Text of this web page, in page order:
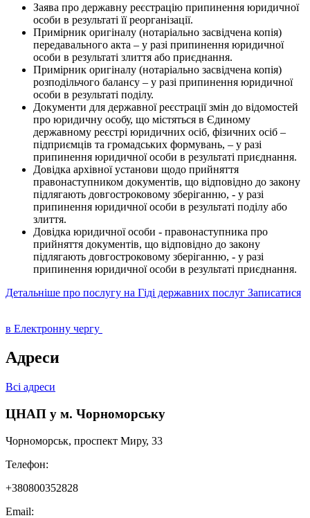
Заява про державну реєстрацію припинення юридичної
особи в результаті її реорганізації.
Примірник оригіналу (нотаріально засвідчена копія)
передавального акта – у разі припинення юридичної
особи в результаті злиття або приєднання.
Примірник оригіналу (нотаріально засвідчена копія)
розподільчого балансу – у разі припинення юридичної
особи в результаті поділу.
Документи для державної реєстрації змін до відомостей
про юридичну особу, що містяться в Єдиному
державному реєстрі юридичних осіб, фізичних осіб –
підприємців та громадських формувань, – у разі
припинення юридичної особи в результаті приєднання.
Довідка архівної установи щодо прийняття
правонаступником документів, що відповідно до закону
підлягають довгостроковому зберіганню, - у разі
припинення юридичної особи в результаті поділу або
злиття.
Довідка юридичної особи - правонаступника про
прийняття документів, що відповідно до закону
підлягають довгостроковому зберіганню, - у разі
припинення юридичної особи в результаті приєднання.
Детальніше про послугу на Гіді державних послуг Записатися
в Електронну чергу
Адреси
Всі адреси
ЦНАП у м. Чорноморську
Чорноморськ, проспект Миру, 33
Телефон:
+380800352828
Email: